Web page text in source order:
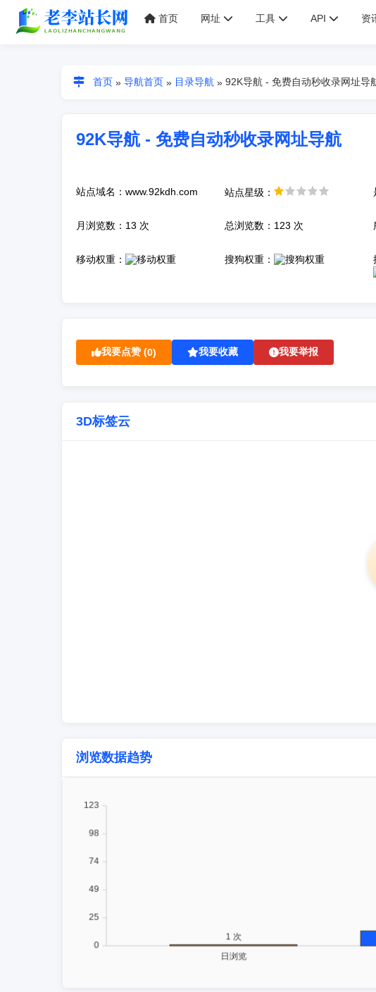
首页 网址 工具 API 资
首页 » 导航首页 » 目录导航 » 92K导航 - 免费自动秒收录网址导
92K导航 - 免费自动秒收录网址导航
站点域名：www.92kdh.com 站点星级：
月浏览数：13 次 总浏览数：123 次
移动权重： 搜狗权重：
我要点赞 (0) 我要收藏 我要举报
3D标签云
浏览数据趋势